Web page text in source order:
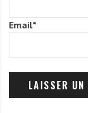
Email*